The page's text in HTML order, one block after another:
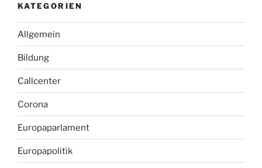
KATEGORIEN
Allgemein
Bildung
Callcenter
Corona
Europaparlament
Europapolitik